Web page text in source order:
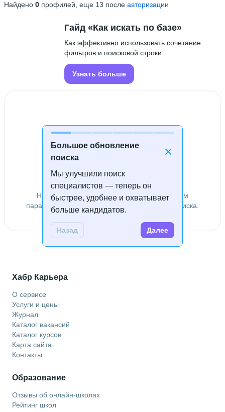
Найдено 0 профилей, еще 13 после авторизации
Большое обновление
поиска
Мы улучшили поиск
специалистов — теперь он
быстрее, удобнее и охватывает
больше кандидатов.
Назад Далее
Гайд «Как искать по базе»
Как эффективно использовать сочетание
фильтров и поисковой строки
Узнать больше
Специалисты не найдены
Не удалось найти специалистов по заданным
параметрам. Попробуйте изменить условия поиска.
Хабр Карьера
О сервисе
Услуги и цены
Журнал
Каталог вакансий
Каталог курсов
Карта сайта
Контакты
Образование
Отзывы об онлайн-школах
Рейтинг школ